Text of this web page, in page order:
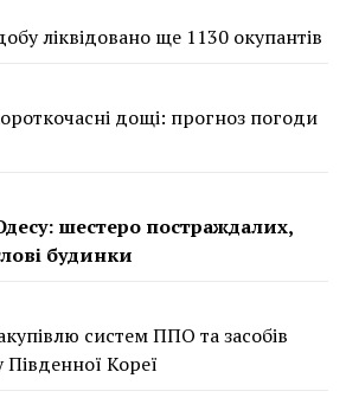
ліквідовано ще 1130 окупантів
дощі: прогноз погоди
шестеро постраждалих,
будинки
систем ППО та засобів
Кореї